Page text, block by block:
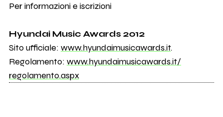
Per informazioni e iscrizioni
Hyundai Music Awards 2012
Sito ufficiale: www.hyundaimusicawards.it.
Regolamento: www.hyundaimusicawards.it/
regolamento.aspx